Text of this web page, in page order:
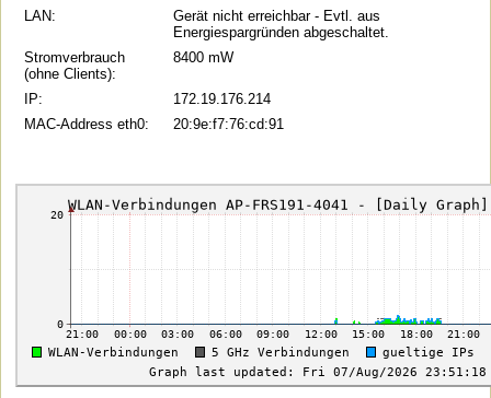
LAN:
Gerät nicht erreichbar - Evtl. aus
Energiespargründen abgeschaltet.
Stromverbrauch
(ohne Clients):
8400 mW
IP:
172.19.176.214
MAC-Address eth0:
20:9e:f7:76:cd:91